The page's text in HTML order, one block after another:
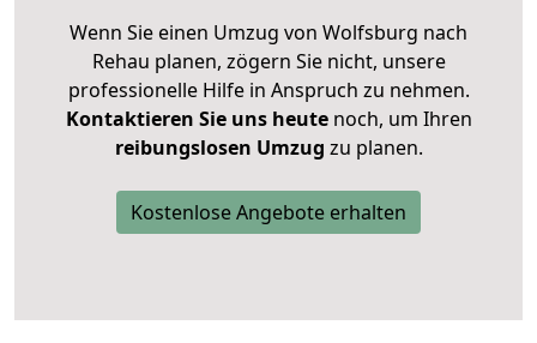
Wenn Sie einen Umzug von Wolfsburg nach
Rehau planen, zögern Sie nicht, unsere
professionelle Hilfe in Anspruch zu nehmen.
Kontaktieren Sie uns heutenoch, um Ihren
reibungslosen Umzug zu planen.
Kostenlose Angebote erhalten